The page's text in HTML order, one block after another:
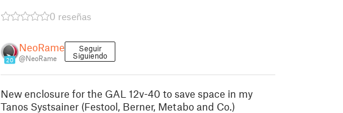
0 reseñas
20
NeoRame
@NeoRame
Seguir
Siguiendo
New enclosure for the GAL 12v-40 to save space in my
Tanos Systsainer (Festool, Berner, Metabo and Co.)